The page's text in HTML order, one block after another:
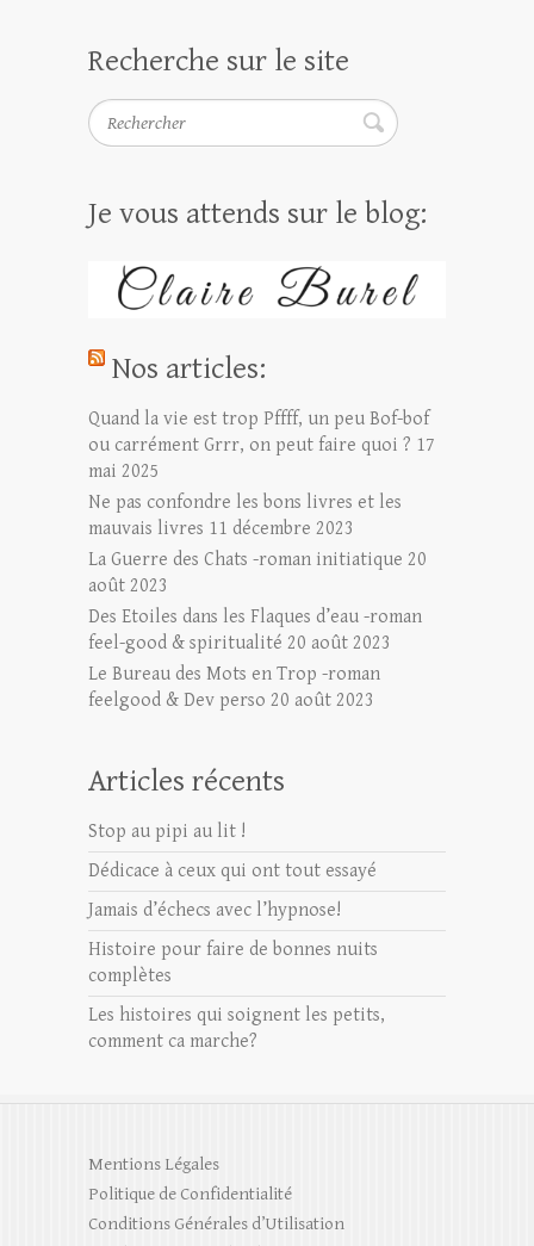
Recherche sur le site
Rechercher
Je vous attends sur le blog:
Nos articles:
Quand la vie est trop Pffff, un peu Bof-bof
ou carrément Grrr, on peut faire quoi ? 17
mai 2025
Ne pas confondre les bons livres et les
mauvais livres 11 décembre 2023
La Guerre des Chats -roman initiatique 20
août 2023
Des Etoiles dans les Flaques d’eau -roman
feel-good & spiritualité 20 août 2023
Le Bureau des Mots en Trop -roman
feelgood & Dev perso 20 août 2023
Articles récents
Stop au pipi au lit !
Dédicace à ceux qui ont tout essayé
Jamais d’échecs avec l’hypnose!
Histoire pour faire de bonnes nuits
complètes
Les histoires qui soignent les petits,
comment ca marche?
Mentions Légales
Politique de Confidentialité
Conditions Générales d’Utilisation